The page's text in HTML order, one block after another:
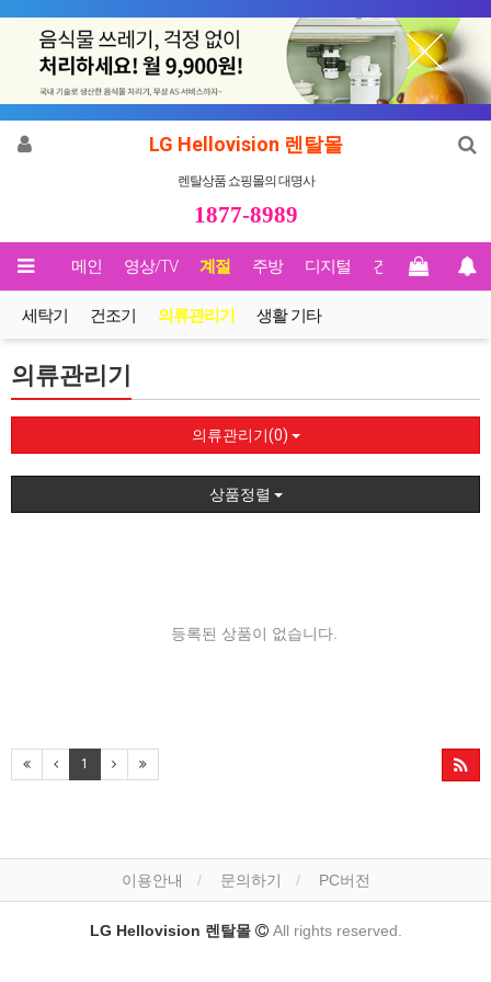
LG Hellovision 렌탈몰
렌탈상품 쇼핑몰의 대명사
1877-8989
메인 영상/TV 계절 주방 디지털 건강 Biz렌탈
세탁기 건조기 의류관리기 생활 기타
의류관리기
의류관리기(0)
상품정렬
등록된 상품이 없습니다.
1
이용안내 문의하기 PC버전
LG Hellovision 렌탈몰 All rights reserved.